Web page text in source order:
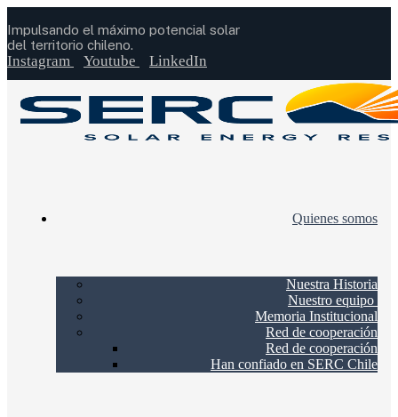
Impulsando el máximo potencial solar
del territorio chileno.
Instagram Youtube LinkedIn
Quienes somos
Nuestra Historia
Nuestro equipo
Memoria Institucional
Red de cooperación
Red de cooperación
Han confiado en SERC Chile